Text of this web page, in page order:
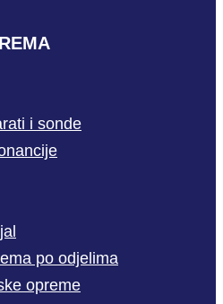
i sonde
po odjelima
opreme